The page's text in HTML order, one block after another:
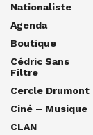
Nationaliste
Agenda
Boutique
Cédric Sans
Filtre
Cercle Drumont
Ciné – Musique
CLAN